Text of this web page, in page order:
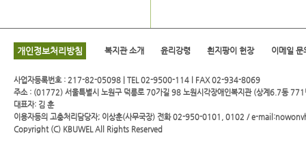
개인정보처리방침 복지관 소개 윤리강령 흰지팡이 헌장 이메일 문
사업자등록번호 : 217-82-05098 | TEL 02-9500-114 l FAX 02-934-8069
주소 : (01772) 서울특별시 노원구 덕릉로 70가길 98 노원시각장애인복지관 (상계6.7동 771
대표자: 김 훈
이용자등의 고충처리담당자; 이상훈(사무국장) 전화 02-950-0101, 0102 / e-
Copyright (C) KBUWELAll Rights Reserved